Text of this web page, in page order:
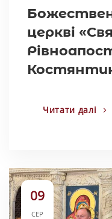
церкві
Читати далі
09
СЕР